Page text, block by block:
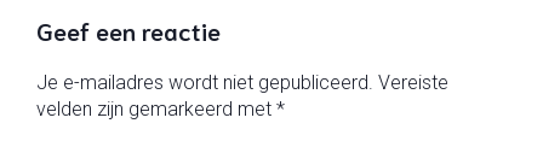
Geef een reactie
Je e-mailadres wordt niet gepubliceerd. Vereiste
velden zijn gemarkeerd met *